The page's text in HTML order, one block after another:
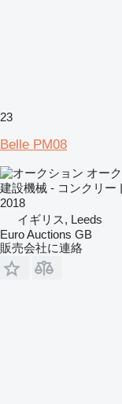
23
Belle PM08
オー
建設機械 - コンクリー
2018
イギリス, Leeds
Euro Auctions GB
販売会社に連絡